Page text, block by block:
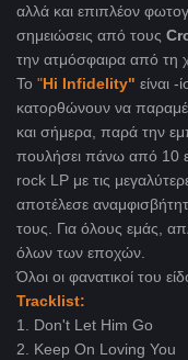
αλλά και επιπλέον
σημειώσεις από τους
την ατμόσφαιρα από τη
Το "Hi Infidelity" είναι
κατορθώνουν να
και σήμερα, παρά την
πουλήσει πάνω από 10
rock LP με τις
αποτέλεσε
τους. Για όλους εμάς,
όλων των εποχών.
Όλοι οι φανατικοί του
Tracklist:
1. Don't Let Him Go
2. Keep On Loving You